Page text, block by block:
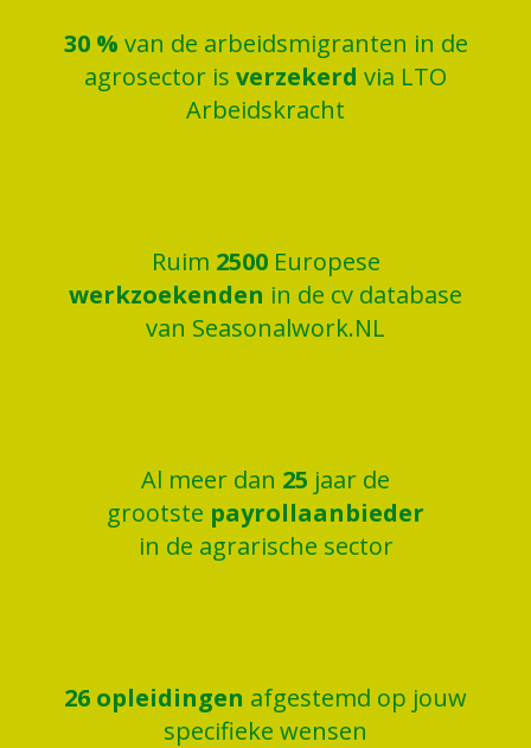
30 % van de arbeidsmigranten in de
agrosector is verzekerd via LTO
Arbeidskracht
Ruim 2500 Europese
werkzoekenden in de cv database
van Seasonalwork.NL
Al meer dan 25 jaar de
grootste payrollaanbieder
in de agrarische sector
26 opleidingen afgestemd op jouw
specifieke wensen